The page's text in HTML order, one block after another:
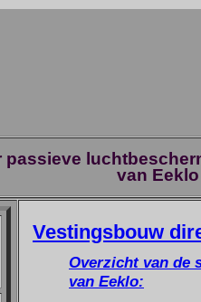
van Eeklo
Vestingsbouw
Overzicht van de
van Eeklo: